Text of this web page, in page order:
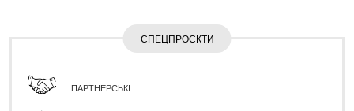
СПЕЦПРОЄКТИ
ПАРТНЕРСЬКІ